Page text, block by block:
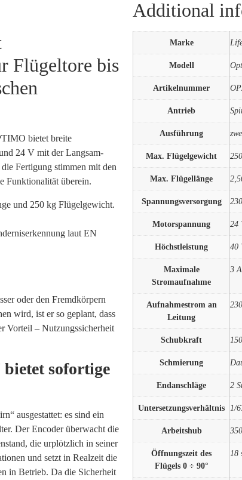
Flügeltore bis
bietet breite
24 V mit der Langsam-
Fertigung stimmen mit den
Funktionalität überein.
und 250 kg Flügelgewicht.
laut EN
oder den Fremdkörpern
wird, ist er so geplant, dass
Vorteil – Nutzungssicherheit
sofortige
ausgestattet: es sind ein
Der Encoder überwacht die
die urplötzlich in seiner
und setzt in Realzeit die
in Betrieb. Da die Sicherheit
Additional
Marke
Modell
Artikelnummer
Antrieb
Ausführung
Max. Flügelgewicht
Max. Flügellänge
Spannungsversorgung
Motorspannung 24
Höchstleistung 40
Maximale
Stromaufnahme
3 A
Aufnahmestrom an
Leitung
Schubkraft
Schmierung
Endanschläge 2
Untersetzungsverhältnis 1/
Arbeitshub
Öffnungszeit des
Flügels 0 ÷ 90°
18